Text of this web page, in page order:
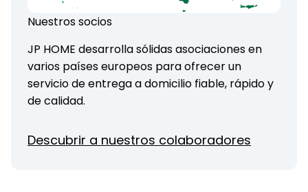
Nuestros socios
JP HOME desarrolla sólidas asociaciones en
varios países europeos para ofrecer un
servicio de entrega a domicilio fiable, rápido y
de calidad.
Descubrir a nuestros colaboradores